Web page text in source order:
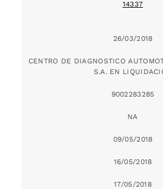
14337
26/03/2018
CENTRO DE DIAGNOSTICO
S.A. EN
9002283285
NA
09/05/2018
16/05/2018
17/05/2018